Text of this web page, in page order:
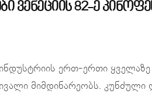
ვენეციის 82-ე
ერთ-ერთი
მიმდინარეობს.